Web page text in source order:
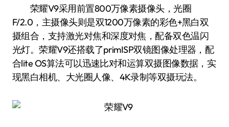
荣耀V9采用前置800万像素摄像头，光圈
F/2.0，主摄像头则是双1200万像素的彩色+黑白双
摄组合，支持激光对焦和深度对焦，配备双色温闪
光灯。荣耀V9还搭载了primISP双镜图像处理器，配
合lite OS算法可以迅速比对和运算双摄图像数据，实
现黑白相机、大光圈人像、4K录制等双摄玩法。